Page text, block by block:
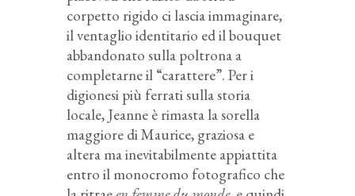
corpetto rigido ci lascia immaginare,
il ventaglio identitario ed il bouquet
abbandonato sulla poltrona a
completarne il “carattere”. Per i
digionesi più ferrati sulla storia
locale, Jeanne è rimasta la sorella
maggiore di Maurice, graziosa e
altera ma inevitabilmente appiattita
entro il monocromo fotografico che